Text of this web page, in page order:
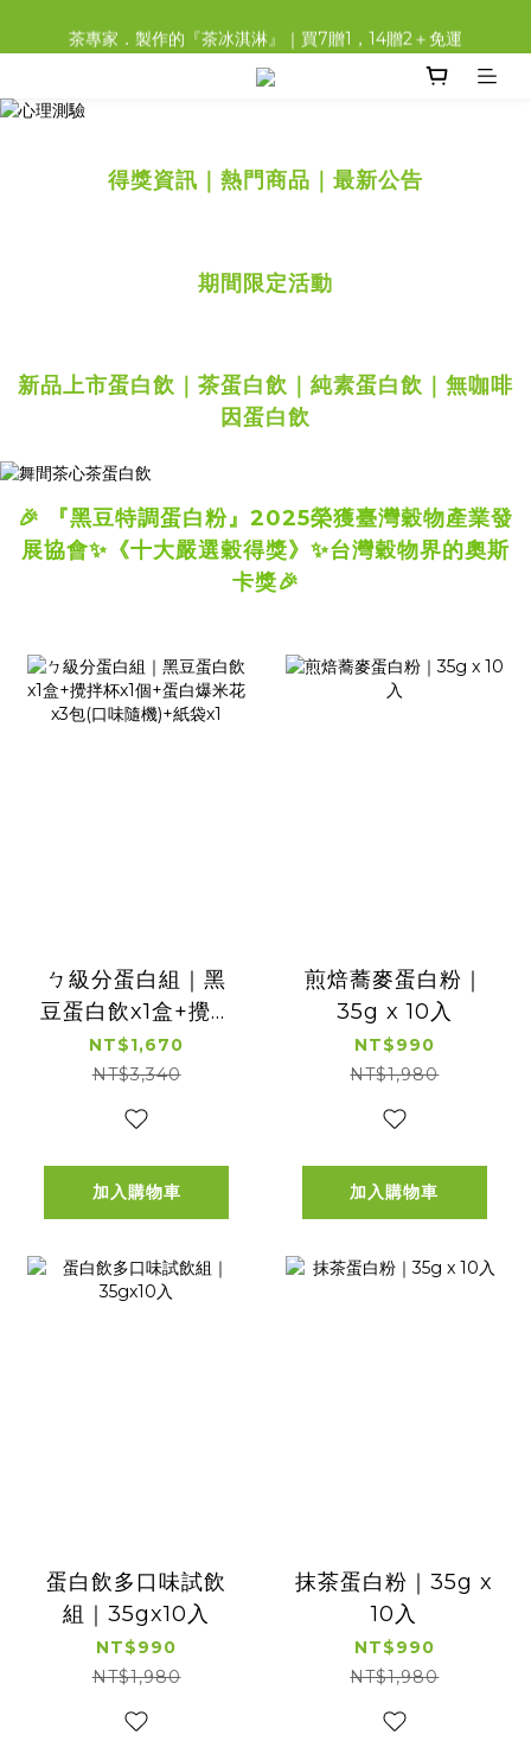
A+B搭配免費爆米花帶回家！在家就能喝「福吉茶」
茶專家．製作的『茶冰淇淋』｜買7贈1，14贈2＋免運
🎉2026榮獲《B型企業認證》
得獎資訊｜熱門商品｜最新公告
期間限定活動
新品上市蛋白飲｜茶蛋白飲｜純素蛋白飲｜無咖啡
因蛋白飲
🎉 『黑豆特調蛋白粉』2025榮獲臺灣穀物產業發
展協會✨️ 《十大嚴選穀得獎》✨️台灣穀物界的奧斯
卡獎🎉
ㄅ級分蛋白組｜黑
豆蛋白飲x1盒+攪拌
杯x1個+蛋白爆米花
x3包(口味隨機)+紙
袋x1
NT$1,670
NT$3,340
加入購物車
煎焙蕎麥蛋白粉｜
35g x 10入
NT$990
NT$1,980
加入購物車
蛋白飲多口味試飲
組｜35gx10入
NT$990
NT$1,980
抹茶蛋白粉｜35g x
10入
NT$990
NT$1,980